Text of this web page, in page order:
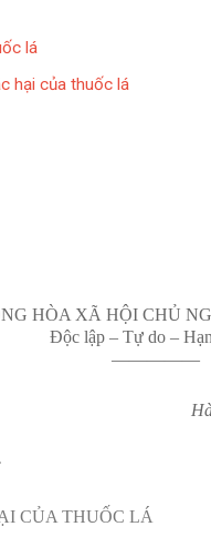
lá
hại của thuốc lá
HÒA XÃ HỘI CHỦ
Độc lập – Tự do –
—————
CỦA THUỐC LÁ